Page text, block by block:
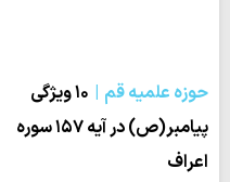
حوزه علمیه قم
۱۰ ویژگی
پیامبر(ص) در آیه ۱۵۷ سوره
اعراف